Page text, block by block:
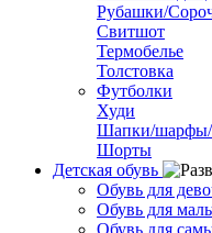
Рубашки/
Свитшот
Термобелье
Толстовка
Футболки
Худи
Шапки/шарфы/
Шорты
Детская обувь
Обувь для
Обувь для
Обувь для